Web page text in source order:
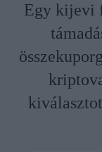
Egy kijevi